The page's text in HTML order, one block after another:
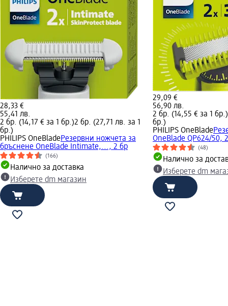
28,33 €
55,41 лв.
2 бр. (14,17 € за 1 бр.)2 бр. (27,71 лв. за 1
бр.)
PHILIPS OneBladeРезервни ножчета за
бръснене OneBlade Intimate,..., 2 бр
(166)
Налично за доставка
Изберете dm магазин
29,09 €
56,90 лв.
2 бр. (14,55 € за 1 бр.)
бр.)
PHILIPS OneBlade
OneBlade QP624/50,
(48)
Налично за
Изберете dm